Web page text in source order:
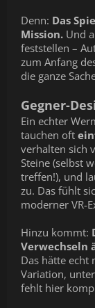
Denn: Das
Mission. Und
feststellen –
zum Anfang
die ganze
Gegner-
Ein echter
tauchen oft
verhalten sich
Steine (selbst
treffen!), und
zu. Das fühlt
moderner VR-
Hinzu kommt:
Verwechseln
Das hätte echt
Variation,
fehlt hier